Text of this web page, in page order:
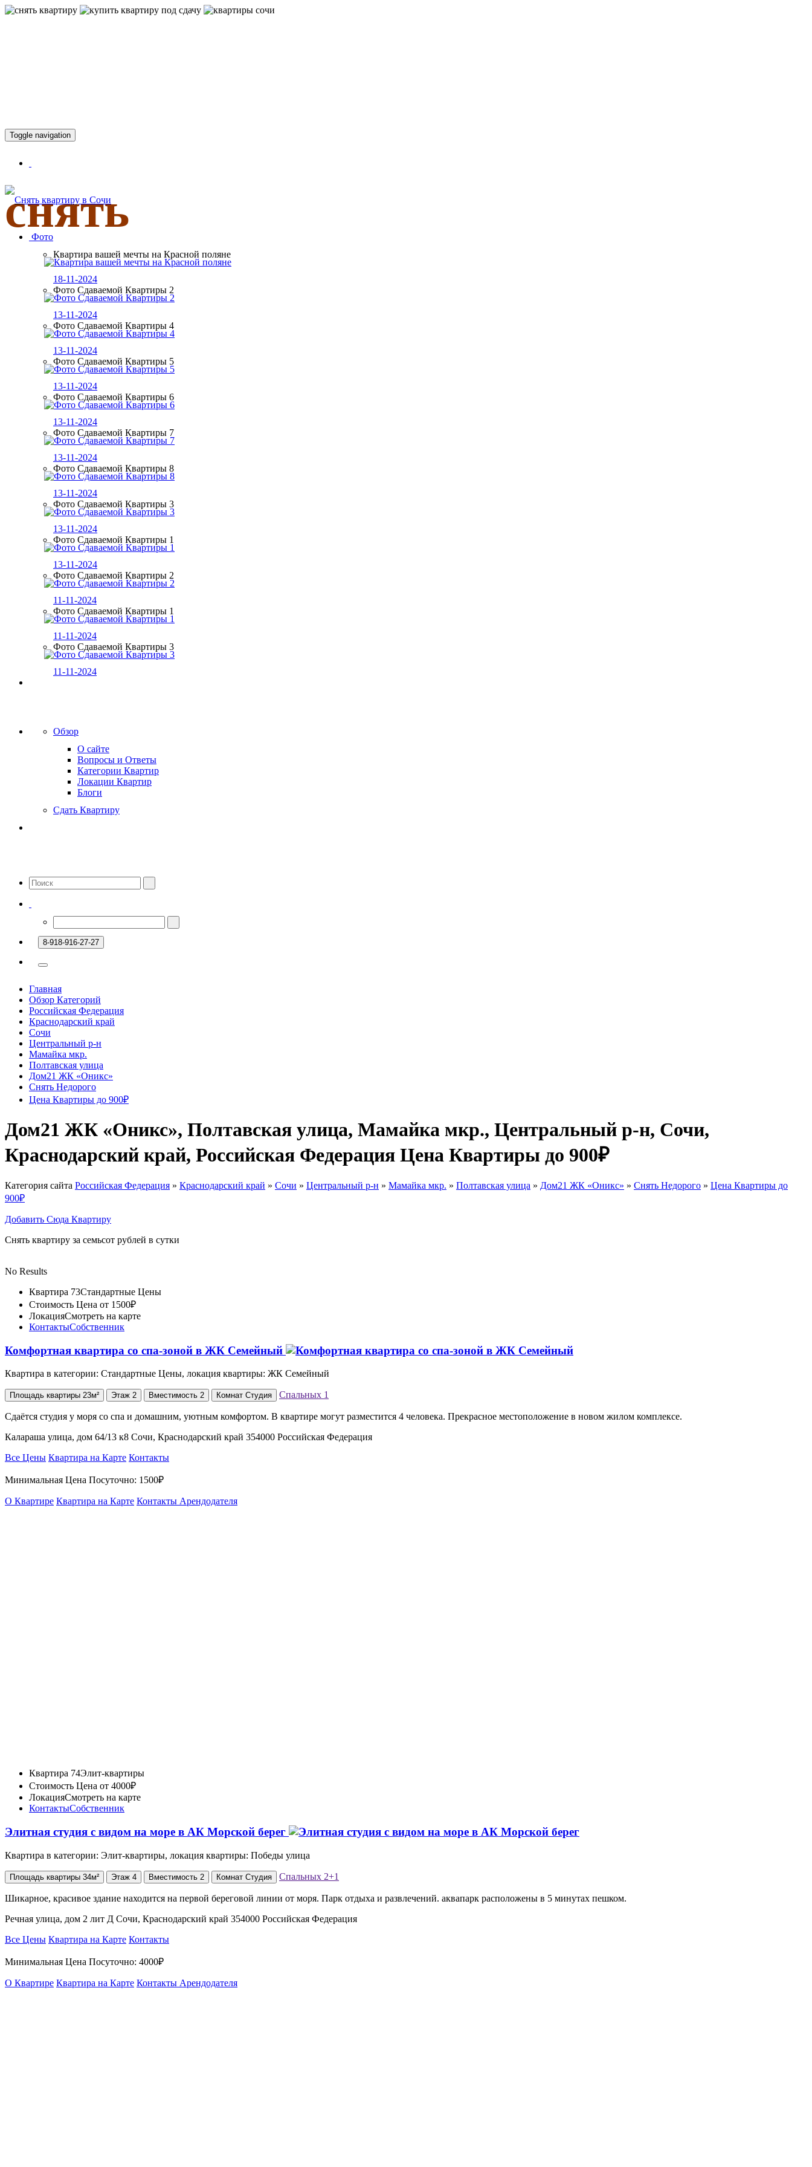
снять
Toggle navigation
Фото
Квартира вашей мечты на Красной поляне
18-11-2024
Фото Сдаваемой Квартиры 2
13-11-2024
Фото Сдаваемой Квартиры 4
13-11-2024
Фото Сдаваемой Квартиры 5
13-11-2024
Фото Сдаваемой Квартиры 6
13-11-2024
Фото Сдаваемой Квартиры 7
13-11-2024
Фото Сдаваемой Квартиры 8
13-11-2024
Фото Сдаваемой Квартиры 3
13-11-2024
Фото Сдаваемой Квартиры 1
13-11-2024
Фото Сдаваемой Квартиры 2
11-11-2024
Фото Сдаваемой Квартиры 1
11-11-2024
Фото Сдаваемой Квартиры 3
11-11-2024
Обзор
О сайте
Вопросы и Ответы
Категории Квартир
Локации Квартир
Блоги
Сдать Квартиру
8-918-916-27-27
Главная
Обзор Категорий
Российская Федерация
Краснодарский край
Сочи
Центральный р-н
Мамайка мкр.
Полтавская улица
Дом21 ЖК «Оникс»
Снять Недорого
Цена Квартиры до 900₽
Дом21 ЖК «Оникс», Полтавская улица, Мамайка мкр., Центральный р-н, Сочи,
Краснодарский край, Российская Федерация Цена Квартиры до 900₽
Категория сайта Российская Федерация » Краснодарский край » Сочи » Центральный р-н » Мамайка мкр. » Полтавская улица » Дом21 ЖК «Оникс» » Снять Недорого » Цена Квартиры до
900₽
Добавить Сюда Квартиру
Снять квартиру за семьсот рублей в сутки
No Results
Квартира 73Стандартные Цены
Стоимость Цена от 1500₽
ЛокацияСмотреть на карте
КонтактыСобственник
Комфортная квартира со спа-зоной в ЖК Семейный
Квартира в категории: Стандартные Цены, локация квартиры: ЖК Семейный
Площадь квартиры 23м² Этаж 2 Вместимость 2 Комнат Студия Спальных 1
Сдаётся студия у моря со спа и домашним, уютным комфортом. В квартире могут разместится 4 человека. Прекрасное местоположение в новом жилом комплексе.
Калараша улица, дом 64/13 к8 Сочи, Краснодарский край 354000 Российская Федерация
Все Цены Квартира на Карте Контакты
Минимальная Цена Посуточно: 1500₽
О Квартире Квартира на Карте Контакты Арендодателя
Квартира 74Элит-квартиры
Стоимость Цена от 4000₽
ЛокацияСмотреть на карте
КонтактыСобственник
Элитная студия с видом на море в АК Морской берег
Квартира в категории: Элит-квартиры, локация квартиры: Победы улица
Площадь квартиры 34м² Этаж 4 Вместимость 2 Комнат Студия Спальных 2+1
Шикарное, красивое здание находится на первой береговой линии от моря. Парк отдыха и развлечений. аквапарк расположены в 5 минутах пешком.
Речная улица, дом 2 лит Д Сочи, Краснодарский край 354000 Российская Федерация
Все Цены Квартира на Карте Контакты
Минимальная Цена Посуточно: 4000₽
О Квартире Квартира на Карте Контакты Арендодателя